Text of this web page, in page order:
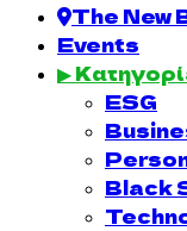
The New
Events
▶
ESG
Black